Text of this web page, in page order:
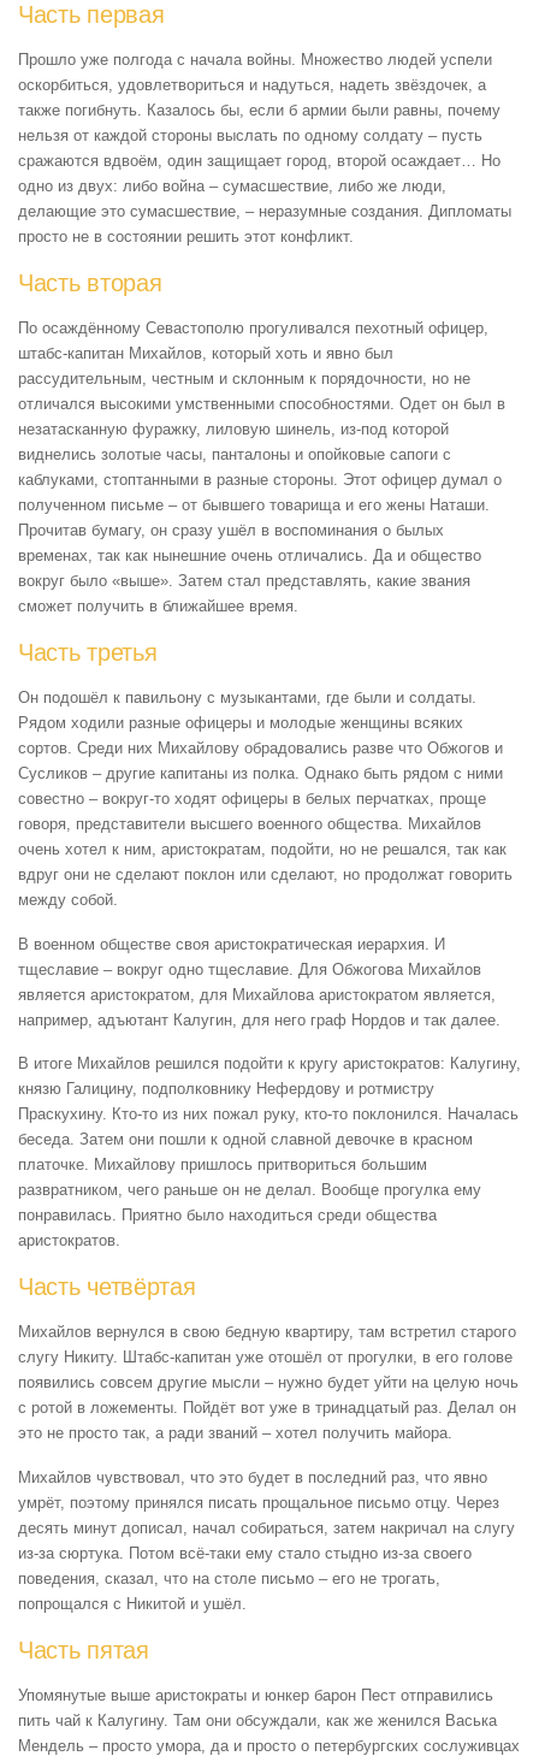
Часть первая
Прошло уже полгода с начала войны. Множество людей успели
оскорбиться, удовлетвориться и надуться, надеть звёздочек, а
также погибнуть. Казалось бы, если б армии были равны, почему
нельзя от каждой стороны выслать по одному солдату – пусть
сражаются вдвоём, один защищает город, второй осаждает… Но
одно из двух: либо война – сумасшествие, либо же люди,
делающие это сумасшествие, – неразумные создания. Дипломаты
просто не в состоянии решить этот конфликт.
Часть вторая
По осаждённому Севастополю прогуливался пехотный офицер,
штабс-капитан Михайлов, который хоть и явно был
рассудительным, честным и склонным к порядочности, но не
отличался высокими умственными способностями. Одет он был в
незатасканную фуражку, лиловую шинель, из-под которой
виднелись золотые часы, панталоны и опойковые сапоги с
каблуками, стоптанными в разные стороны. Этот офицер думал о
полученном письме – от бывшего товарища и его жены Наташи.
Прочитав бумагу, он сразу ушёл в воспоминания о былых
временах, так как нынешние очень отличались. Да и общество
вокруг было «выше». Затем стал представлять, какие звания
сможет получить в ближайшее время.
Часть третья
Он подошёл к павильону с музыкантами, где были и солдаты.
Рядом ходили разные офицеры и молодые женщины всяких
сортов. Среди них Михайлову обрадовались разве что Обжогов и
Сусликов – другие капитаны из полка. Однако быть рядом с ними
совестно – вокруг-то ходят офицеры в белых перчатках, проще
говоря, представители высшего военного общества. Михайлов
очень хотел к ним, аристократам, подойти, но не решался, так как
вдруг они не сделают поклон или сделают, но продолжат говорить
между собой.
В военном обществе своя аристократическая иерархия. И
тщеславие – вокруг одно тщеславие. Для Обжогова Михайлов
является аристократом, для Михайлова аристократом является,
например, адъютант Калугин, для него граф Нордов и так далее.
В итоге Михайлов решился подойти к кругу аристократов: Калугину,
князю Галицину, подполковнику Нефердову и ротмистру
Праскухину. Кто-то из них пожал руку, кто-то поклонился. Началась
беседа. Затем они пошли к одной славной девочке в красном
платочке. Михайлову пришлось притвориться большим
развратником, чего раньше он не делал. Вообще прогулка ему
понравилась. Приятно было находиться среди общества
аристократов.
Часть четвёртая
Михайлов вернулся в свою бедную квартиру, там встретил старого
слугу Никиту. Штабс-капитан уже отошёл от прогулки, в его голове
появились совсем другие мысли – нужно будет уйти на целую ночь
с ротой в ложементы. Пойдёт вот уже в тринадцатый раз. Делал он
это не просто так, а ради званий – хотел получить майора.
Михайлов чувствовал, что это будет в последний раз, что явно
умрёт, поэтому принялся писать прощальное письмо отцу. Через
десять минут дописал, начал собираться, затем накричал на слугу
из-за сюртука. Потом всё-таки ему стало стыдно из-за своего
поведения, сказал, что на столе письмо – его не трогать,
попрощался с Никитой и ушёл.
Часть пятая
Упомянутые выше аристократы и юнкер барон Пест отправились
пить чай к Калугину. Там они обсуждали, как же женился Васька
Мендель – просто умора, да и просто о петербургских сослуживцах